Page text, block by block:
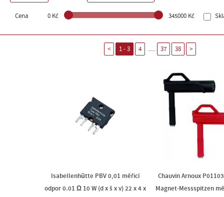
Cena 0 Kč 345000 Kč
< 1 - 3 4 ..... 37 38 >
Isabellenhütte PBV 0,01 měřicí
odpor 0.01 Ω 10 W (d x š x v) 22 x 4 x
Chauvin Arnoux
Magnet-Messspitzen